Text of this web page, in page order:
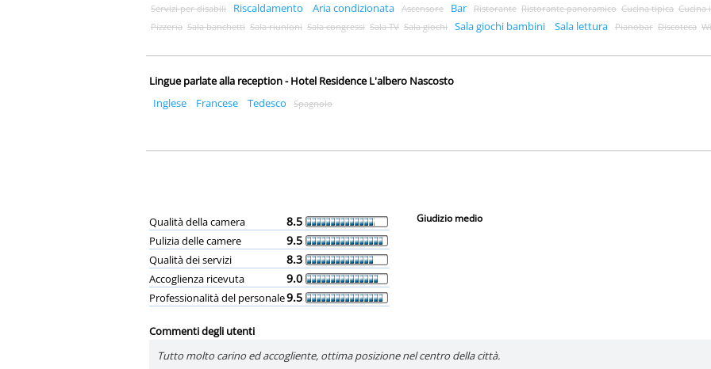
Servizi per disabili Riscaldamento Aria condizionata Ascensore Bar Ristorante Ristorante panoramico Cucina tipica Cucina
Pizzeria Sala banchetti Sala riunioni Sala congressi Sala TV Sala giochi Sala giochi bambini Sala lettura Pianobar Discoteca
Lingue parlate alla reception - Hotel Residence L'albero Nascosto
Inglese
Francese Tedesco Spagnolo
Qualità della camera 8.5
Pulizia delle camere 9.5
Qualità dei servizi 8.3
Accoglienza ricevuta 9.0
Professionalità del personale9.5
Giudizio medio
Commenti degli utenti
Tutto molto carino ed accogliente, ottima posizione nel centro della città.